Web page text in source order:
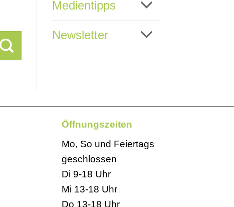
Medientipps
Newsletter
Öffnungszeiten
Mo, So und Feiertags
geschlossen
Di 9-18 Uhr
Mi 13-18 Uhr
Do 13-18 Uhr